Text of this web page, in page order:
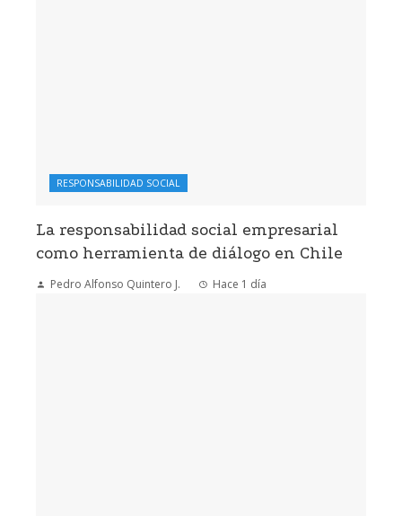
RESPONSABILIDAD SOCIAL
La responsabilidad social empresarial
como herramienta de diálogo en Chile
Pedro Alfonso Quintero J. Hace 1 día